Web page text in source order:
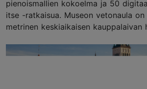
pienoismallien kokoelma ja 50
itse -ratkaisua. Museon vetonaula
metrinen keskiaikaisen kauppalaivan